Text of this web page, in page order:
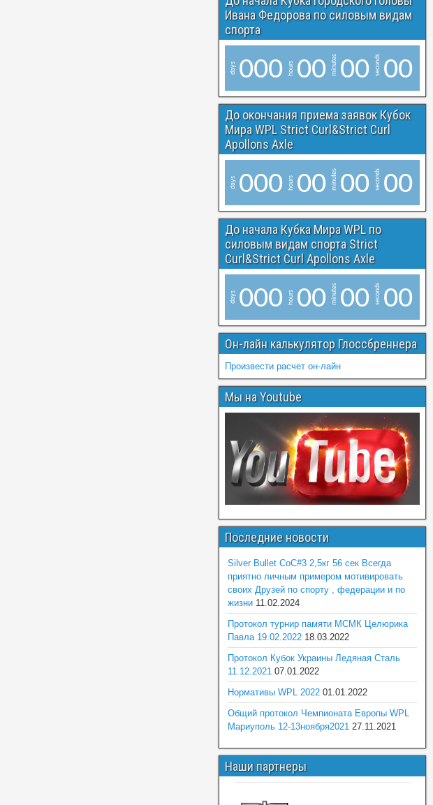
Ивана Федорова по силовым видам
спорта
days 000 hours 00 minutes 00 seconds 00
До окончания приема заявок Кубок
Мира WPL Strict Curl&Strict Curl
Apollons Axle
days 000 hours 00 minutes 00 seconds 00
До начала Кубка Мира WPL по
силовым видам спорта Strict
Curl&Strict Curl Apollons Axle
days 000 hours 00 minutes 00 seconds 00
Он-лайн калькулятор Глоссбреннера
Произвести расчет он-лайн
Мы на Youtube
Последние новости
Silver Bullet CoC#3 2,5кг 56 сек Всегда
приятно личным примером мотивировать
своих Друзей по спорту , федерации и по
жизни 11.02.2024
Протокол турнир памяти МСМК Целюрика
Павла 19.02.2022 18.03.2022
Протокол Кубок Украины Ледяная Сталь
11.12.2021 07.01.2022
Нормативы WPL 2022 01.01.2022
Общий протокол Чемпионата Европы WPL
Мариуполь 12-13ноября2021 27.11.2021
Наши партнеры